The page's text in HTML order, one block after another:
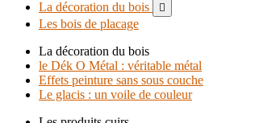
La décoration du bois

Les bois de placage
La décoration du bois
le Dék O Métal : véritable métal
Effets peinture sans sous couche
Le glacis : un voile de couleur